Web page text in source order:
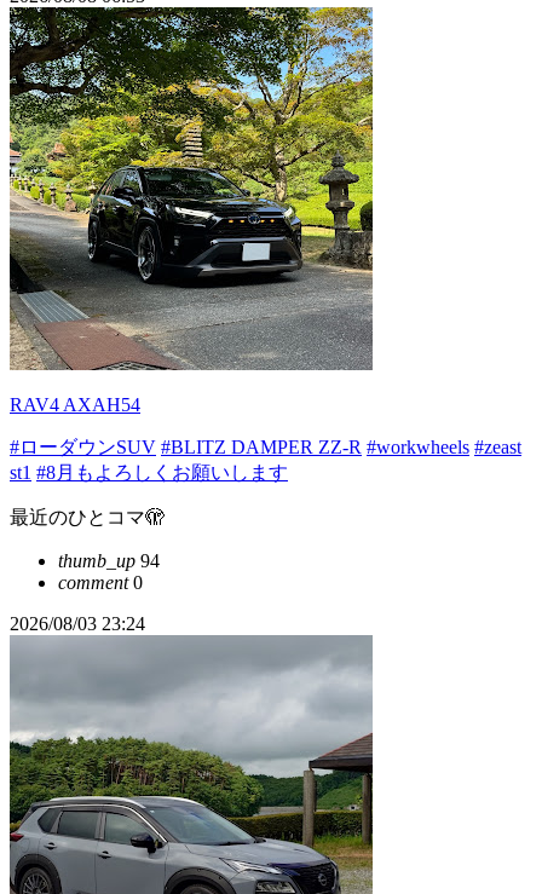
RAV4 AXAH54
#ローダウンSUV #BLITZ DAMPER ZZ-R #workwheels #zeast
st1 #8月もよろしくお願いします
最近のひとコマ🫣
thumb_up 94
comment0
2026/08/03 23:24